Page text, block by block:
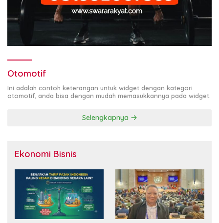
Otomotif
Ini adalah contoh keterangan untuk widget dengan kategori
otomotif, anda bisa dengan mudah memasukkannya pada widget.
Selengkapnya
Ekonomi Bisnis